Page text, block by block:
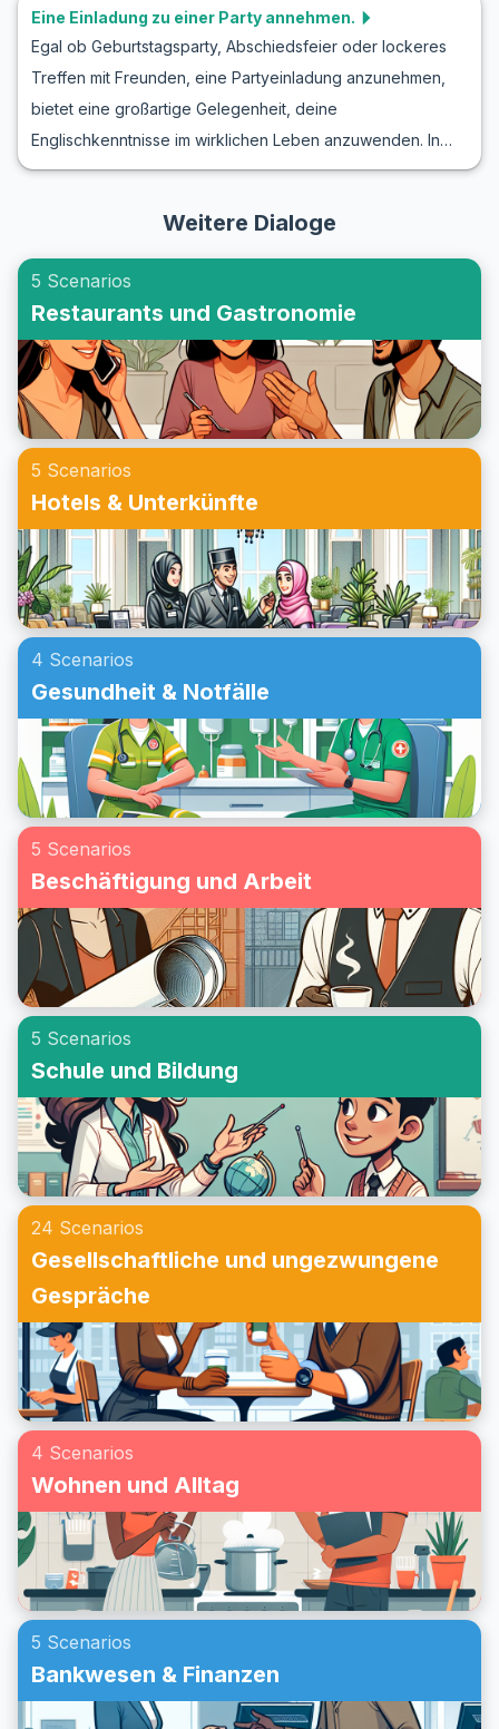
Sprachkenntnisse zu erweitern.
erfahren Sie, wie Sie ein Gespräch auf Englisch mit einem
Freund führen können. Durch das Üben von englischen
Gesprächen mit einem Freund und Rollenspielen von
Telefonanrufen auf Englisch lernen Sie nützlichen
Wortschatz und wichtige Redewendungen, die Sie
Eine Einladung zu einer Party annehmen.
Egal ob Geburtstagsparty, Abschiedsfeier oder lockeres
Treffen mit Freunden, eine Partyeinladung anzunehmen,
bietet eine großartige Gelegenheit, deine
Englischkenntnisse im wirklichen Leben anzuwenden. In
diesem Blogbeitrag lernst du, wie man eine Einladung auf
nützliche Redewendungen zur Verfügung, die du in
solchen Situationen benötigst, und bieten
weiter zu verbessern. Egal ob du eine Einladung zu einer
Party auf Englisch im Rollenspiel übst oder dein
Konversationstraining für das Annehmen einer Einladung
verbessern möchtest, dieser Beitrag wird dir helfen, bei
Partys auf Englisch sicherer zu kommunizieren.
Weitere Dialoge
5 Scenarios
Restaurants und Gastronomie
5 Scenarios
Hotels & Unterkünfte
4 Scenarios
Gesundheit & Notfälle
5 Scenarios
Beschäftigung und Arbeit
5 Scenarios
Schule und Bildung
24 Scenarios
Gesellschaftliche und ungezwungene
Gespräche
4 Scenarios
Wohnen und Alltag
5 Scenarios
Bankwesen & Finanzen